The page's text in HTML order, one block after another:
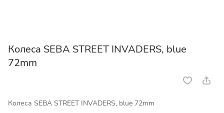
Колеса SEBA STREET INVADERS, blue
72mm
Колеса SEBA STREET INVADERS, blue 72mm